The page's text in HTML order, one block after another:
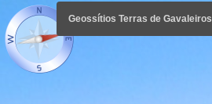
Geossítios Terras de Gavaleiros